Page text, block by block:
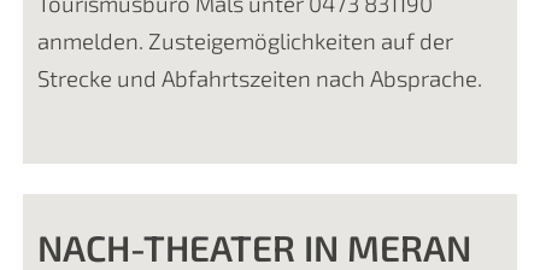
anmelden. Zusteigemöglichkeiten auf der
Strecke und Abfahrtszeiten nach Absprache.
NACH-THEATER IN MERAN